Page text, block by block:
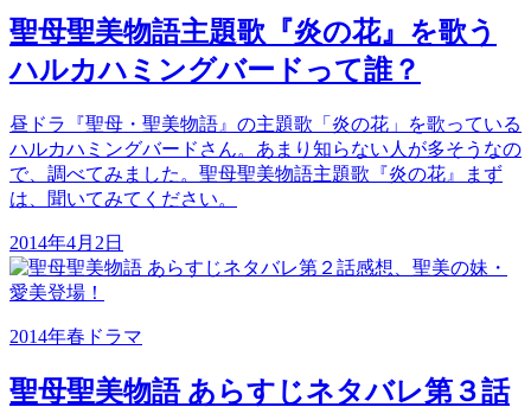
聖母聖美物語主題歌『炎の花』を歌う
ハルカハミングバードって誰？
昼ドラ『聖母・聖美物語』の主題歌「炎の花」を歌っている
ハルカハミングバードさん。あまり知らない人が多そうなの
で、調べてみました。聖母聖美物語主題歌『炎の花』まず
は、聞いてみてください。
2014年4月2日
2014年春ドラマ
聖母聖美物語 あらすじネタバレ第３話